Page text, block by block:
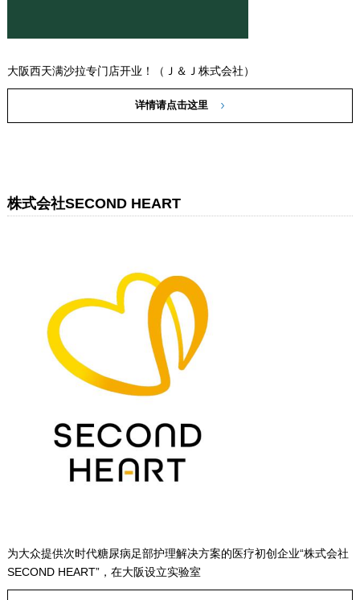
大阪西天满沙拉专门店开业！（Ｊ＆Ｊ株式会社）
详情请点击这里
株式会社SECOND HEART
为大众提供次时代糖尿病足部护理解决方案的医疗初创企业“株式会社
SECOND HEART”，在大阪设立实验室